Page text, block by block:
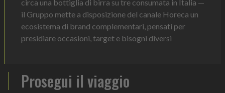
circa una bottiglia di birra su tre consumata in Italia —
il Gruppo mette a disposizione del canale Horeca un
ecosistema di brand complementari, pensati per
presidiare occasioni, target e bisogni diversi
Prosegui il viaggio